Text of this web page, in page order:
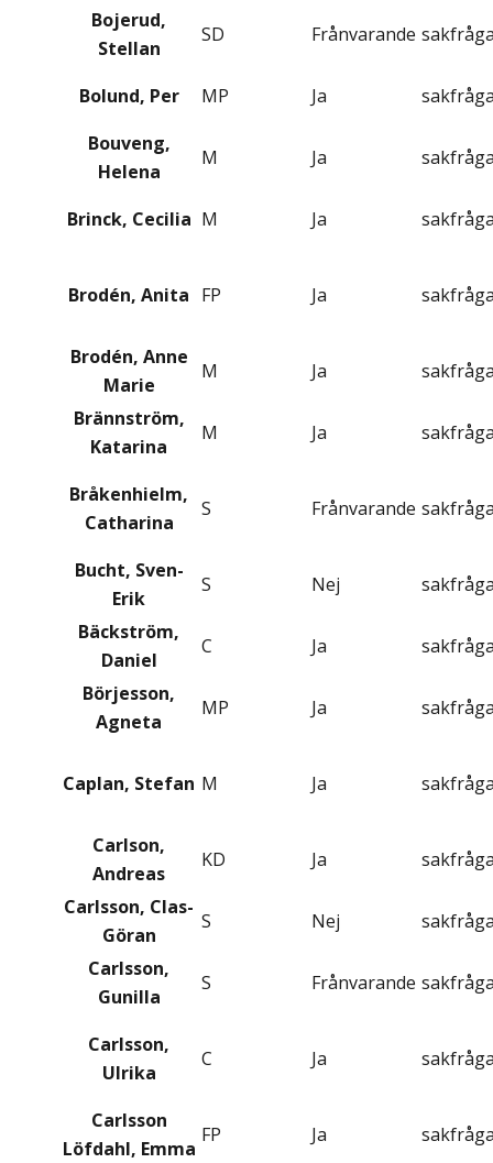
Bojerud,
Stellan
SD Frånvarande
Bolund, Per MP Ja
Bouveng,
Helena
M Ja
Brinck, Cecilia M Ja
Brodén, Anita FP Ja
Brodén, Anne
Marie
M Ja
Brännström,
Katarina
M Ja
Bråkenhielm,
Catharina
S Frånvarande
Bucht, Sven-
Erik
S Nej
Bäckström,
Daniel
C Ja
Börjesson,
Agneta
MP Ja
Caplan, Stefan M Ja
Carlson,
Andreas
KD Ja
Carlsson, Clas-
Göran
S Nej
Carlsson,
Gunilla
S Frånvarande
Carlsson,
Ulrika
C Ja
Carlsson
Löfdahl, Emma
FP Ja